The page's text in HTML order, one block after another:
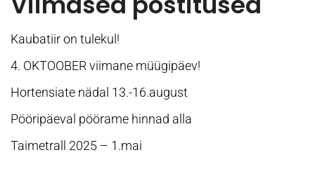
Kaubatiir on tulekul!
4. OKTOOBER viimane müügipäev!
Hortensiate nädal 13.-16.august
Pööripäeval pöörame hinnad alla
Taimetrall 2025 – 1.mai